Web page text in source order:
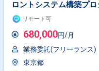
ロントシステム構築プロ
リモート可
680,000円/月
業務委託(フリーランス)
東京都